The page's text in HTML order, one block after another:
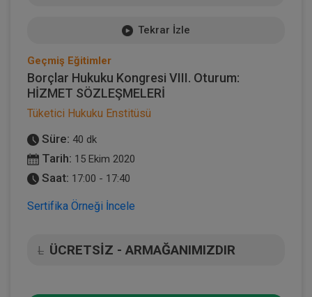
Tekrar İzle
Geçmiş Eğitimler
Borçlar Hukuku Kongresi VIII. Oturum:
HİZMET SÖZLEŞMELERİ
Tüketici Hukuku Enstitüsü
Süre: 40 dk
Tarih: 15 Ekim 2020
Saat: 17:00 - 17:40
Sertifika Örneği İncele
L ÜCRETSİZ - ARMAĞANIMIZDIR